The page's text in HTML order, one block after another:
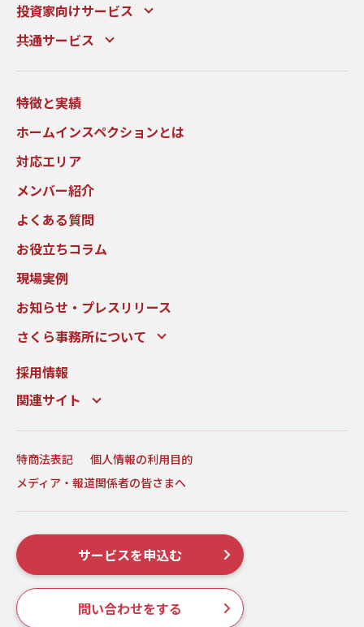
投資家向けサービス
共通サービス
特徴と実績
ホームインスペクションとは
対応エリア
メンバー紹介
よくある質問
お役立ちコラム
現場実例
お知らせ・プレスリリース
さくら事務所について
採用情報
関連サイト
特商法表記
個人情報の利用目的
メディア・報道関係者の皆さまへ
サービスを申込む
問い合わせをする